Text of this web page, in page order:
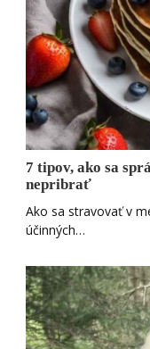
7 tipov, ako sa
nepribrať
Ako sa stravovať v
účinných…